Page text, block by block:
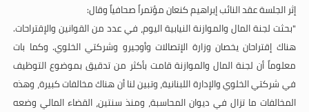
إثر الجلسة عقد النائب إبراهيم كنعان مؤتمراً صحافياً وقال:
"بحثت لجنة المال والموازنة النيابية اليوم، في عدد من القوانين والإقتراحات.
هناك إقتراحان يخصان وزارة الإتصالات وأوجيرو وشركتي الخلوي. وكما بات
معلوماً أن لجنة المال والموازنة قامت بأكثر من تدقيق بموضوع التوظيف
في شركتي الخلوي والإدارة اللبنانية، وتبين لنا أن هناك مخالفات كبيرة، وهذه
المخالفات ما تزال في ديوان المحاسبة، ومنذ سنتين، القضاء المالي وضعه